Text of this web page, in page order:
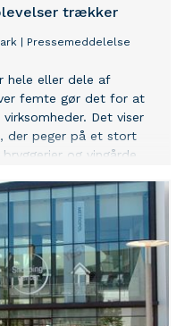
trækker
Pressemeddelelse
hele eller dele af
femte gør det for at
Det viser
der peger på et stort
og vingårde.